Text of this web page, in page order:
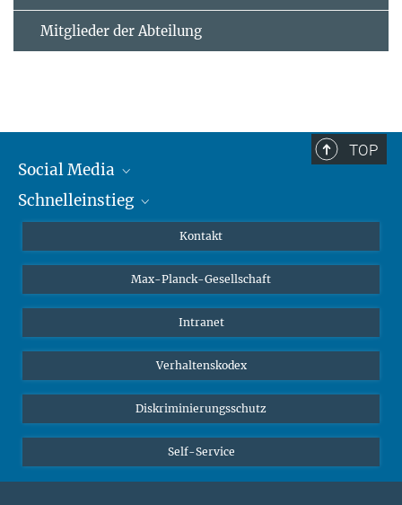
Mitglieder der Abteilung
TOP
Social Media
Mastodon
Schnelleinstieg
Studierende
Schüler*innen
Öffentlichkeit
Alumnae | Alumni
Kontakt
Max-Planck-Gesellschaft
Intranet
Verhaltenskodex
Diskriminierungsschutz
Self-Service